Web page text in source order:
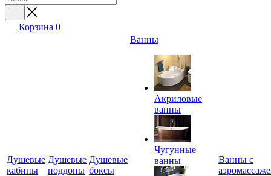
Корзина 0
Душевые
кабины
Душевые
поддоны
Душевые
боксы
Ванны
Акриловые
ванны
Чугунные
ванны
Ванны с